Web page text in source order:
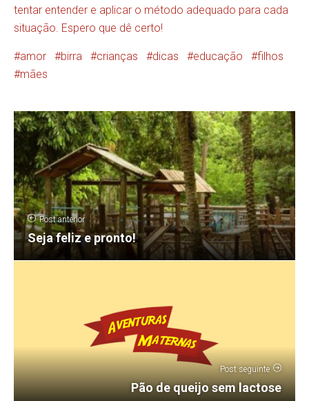
tentar entender e aplicar o método adequado para cada
situação. Espero que dê certo!
amor birra crianças dicas educação
filhos
mães
Post anterior
Seja feliz e pronto!
Post seguinte
Pão de queijo sem lactose